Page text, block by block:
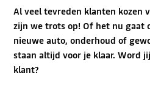
Al veel tevreden klanten kozen
zijn we trots op! Of het nu gaat
nieuwe auto, onderhoud of
staan altijd voor je klaar. Word
klant?